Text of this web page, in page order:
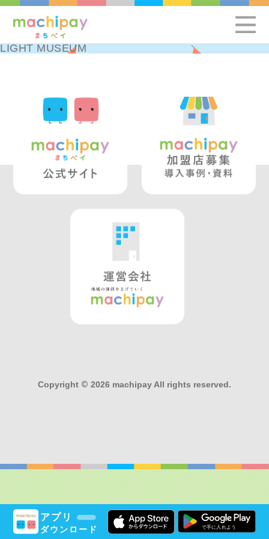
アプリ
ダウンロード
LIGHT MUSEUM
Copyright © 2026 machipay All rights reserved.